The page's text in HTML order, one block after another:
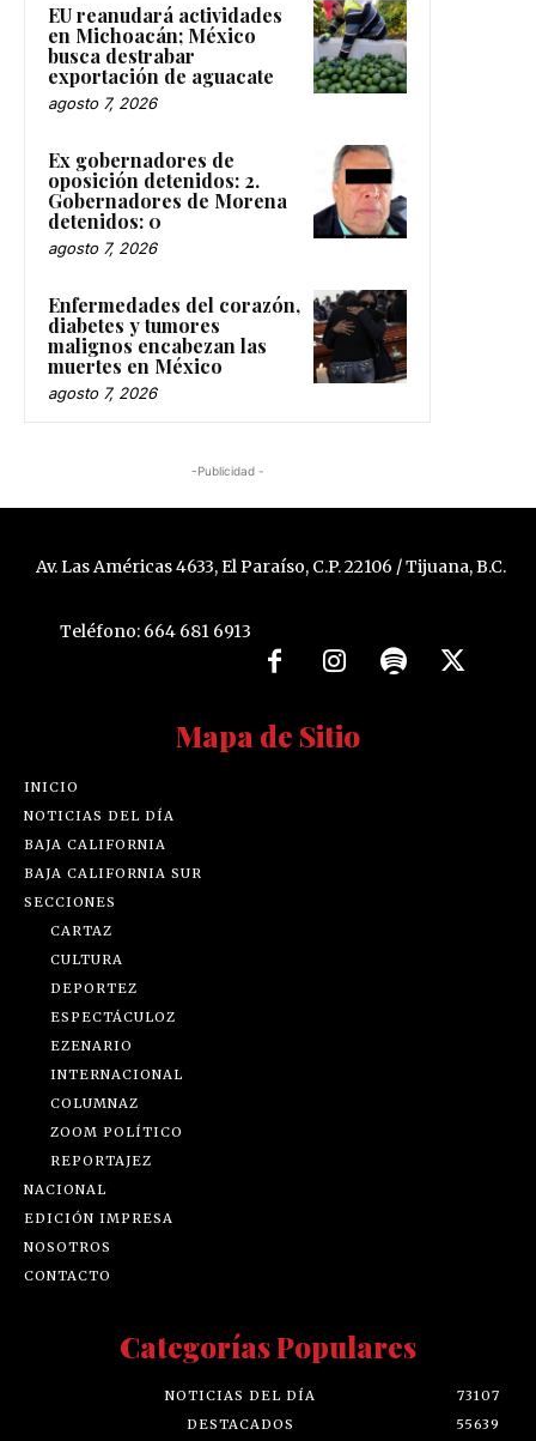
EU reanudará actividades
en Michoacán; México
busca destrabar
exportación de aguacate
agosto 7, 2026
Ex gobernadores de
oposición detenidos: 2.
Gobernadores de Morena
detenidos: 0
agosto 7, 2026
Enfermedades del corazón,
diabetes y tumores
malignos encabezan las
muertes en México
agosto 7, 2026
-Publicidad -
Av. Las Américas 4633, El Paraíso, C.P. 22106 / Tijuana, B.C.
Teléfono: 664 681 6913
Mapa de Sitio
INICIO
NOTICIAS DEL DÍA
BAJA CALIFORNIA
BAJA CALIFORNIA SUR
SECCIONES
CARTAZ
CULTURA
DEPORTEZ
ESPECTÁCULOZ
EZENARIO
INTERNACIONAL
COLUMNAZ
ZOOM POLÍTICO
REPORTAJEZ
NACIONAL
EDICIÓN IMPRESA
NOSOTROS
CONTACTO
Categorías Populares
NOTICIAS DEL DÍA
73107
DESTACADOS
55639